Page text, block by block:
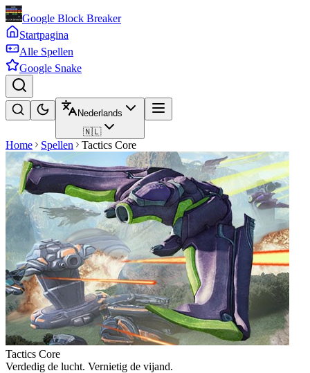
Google Block Breaker
Startpagina
Alle Spellen
Google Snake
Nederlands
🇳🇱
Home Spellen Tactics Core
Tactics Core
Verdedig de lucht. Vernietig de vijand.